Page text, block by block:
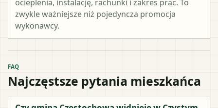
ocieplenia, instalację, rachunki i zakres prac. To
zwykle ważniejsze niż pojedyncza promocja
wykonawcy.
FAQ
Najczęstsze pytania mieszkańca